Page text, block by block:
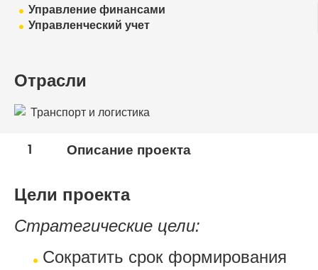
Управление финансами
Управленческий учет
Отрасли
Транспорт и логистика
1 Описание проекта
Цели проекта
Стратегические цели:
Сократить срок формирования